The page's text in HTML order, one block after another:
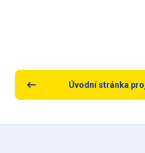
Úvodní stránka